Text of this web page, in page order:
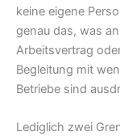
keine eigene
genau das, was
Arbeitsvertrag
Begleitung mit
Betriebe sind
Lediglich zwei